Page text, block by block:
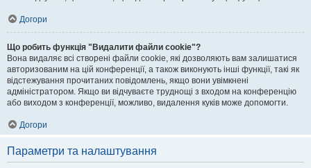
Догори
Що робить функція "Видалити файли cookie"?
Вона видаляє всі створені файли cookie, які дозволяють вам залишатися
авторизованим на цій конференції, а також виконують інші функції, такі як
відстежування прочитаних повідомлень, якщо вони увімкнені
адміністратором. Якщо ви відчуваєте труднощі з входом на конференцію
або виходом з конференції, можливо, видалення куків може допомогти.
Догори
Параметри та налаштування